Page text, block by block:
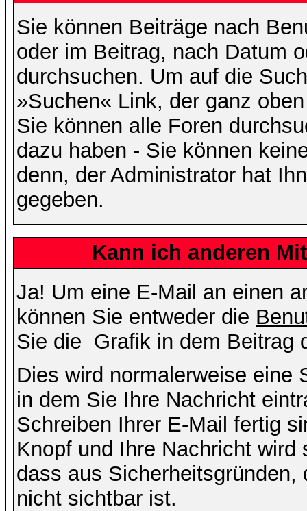
Sie können Beiträge nach
oder im Beitrag, nach Datum
durchsuchen. Um auf die
»Suchen« Link, der ganz
Sie können alle Foren
dazu haben - Sie können
denn, der Administrator hat
gegeben.
Kann ich anderen
Ja! Um eine E-Mail an einen
können Sie entweder die
Sie die Grafik in dem Beitrag
Dies wird normalerweise eine
in dem Sie Ihre Nachricht
Schreiben Ihrer E-Mail fertig
Knopf und Ihre Nachricht
dass aus
nicht sichtbar ist.